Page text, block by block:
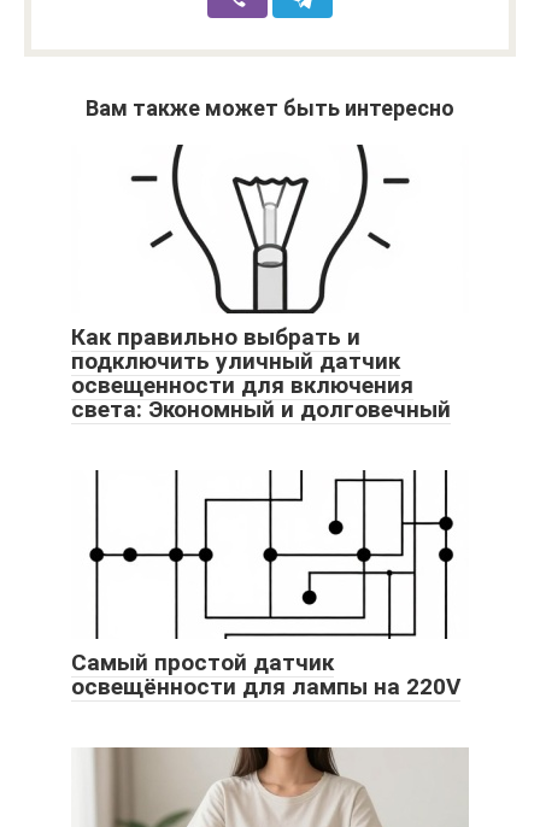
Вам также может быть интересно
Как правильно выбрать и
подключить уличный датчик
освещенности для включения
света: Экономный и долговечный
Самый простой датчик
освещённости для лампы на 220V